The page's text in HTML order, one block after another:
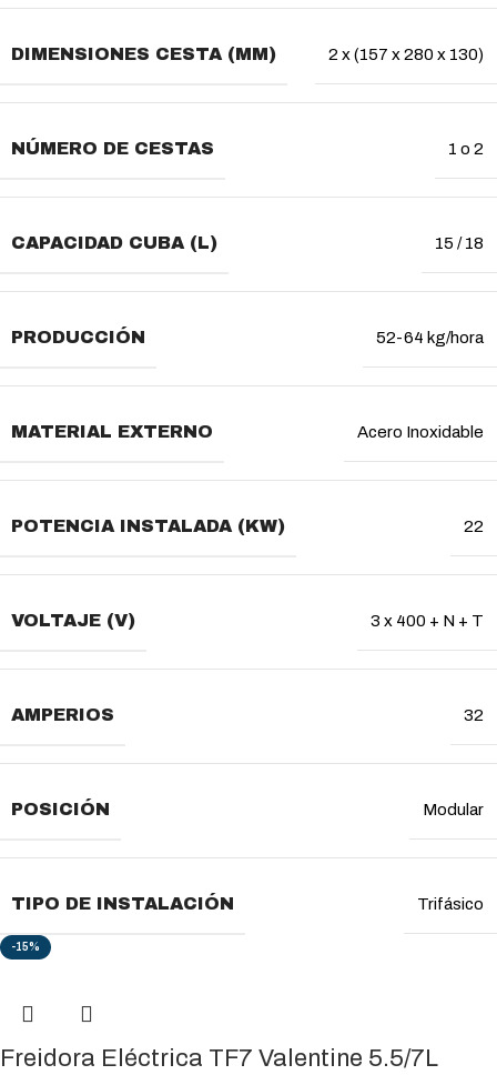
DIMENSIONES CESTA (MM) 2 x (157 x 280 x 130)
NÚMERO DE CESTAS 1 o 2
CAPACIDAD CUBA (L) 15 / 18
PRODUCCIÓN 52-64 kg/hora
MATERIAL EXTERNO Acero Inoxidable
POTENCIA INSTALADA (KW) 22
VOLTAJE (V) 3 x 400 + N + T
AMPERIOS 32
POSICIÓN Modular
TIPO DE INSTALACIÓN Trifásico
-15%
Freidora Eléctrica TF7 Valentine 5.5/7L